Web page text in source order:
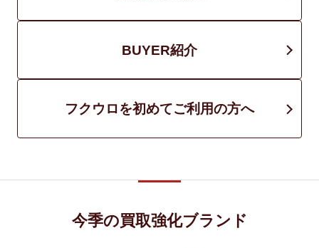
BUYER紹介
フクウロを初めてご利用の方へ
今季の買取強化ブランド